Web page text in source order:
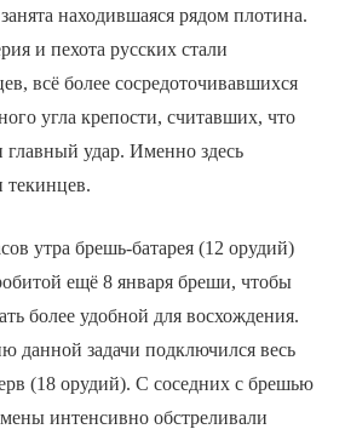
находившаяся рядом плотина.
и пехота русских стали
всё более сосредоточивавшихся
угла крепости, считавших, что
главный удар. Именно здесь
текинцев.
утра брешь-батарея (12 орудий)
ещё 8 января бреши, чтобы
более удобной для восхождения.
данной задачи подключился весь
(18 орудий). С соседних с брешью
интенсивно обстреливали